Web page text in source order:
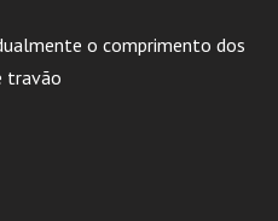
o comprimento dos
travão